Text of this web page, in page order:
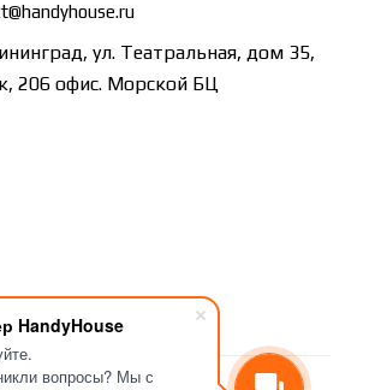
HandyHouse
вопросы? Мы с
ул. Театральная, дом 35,
206 офис. Морской БЦ